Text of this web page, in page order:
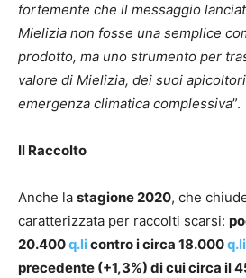
fortemente che il messaggio
Mielizia non fosse una semplice
prodotto, ma uno strumento per
valore di Mielizia, dei suoi
emergenza climatica complessiva”.
Il Raccolto
Anche la stagione 2020, che
caratterizzata per raccolti scarsi:
20.400q.licontro i circa 18.000q.li
precedente (+1,3%) di cui circa il